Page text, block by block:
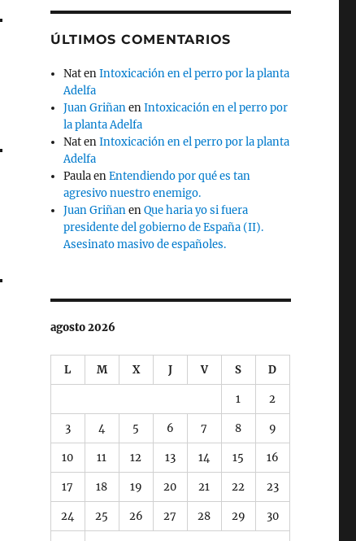
ÚLTIMOS COMENTARIOS
NatenIntoxicación en el perro por la planta
Adelfa
Juan GriñanenIntoxicación en el perro por
la planta Adelfa
NatenIntoxicación en el perro por la planta
Adelfa
PaulaenEntendiendo por qué es tan
agresivo nuestro enemigo.
Juan GriñanenQue haria yo si fuera
presidente del gobierno de España (II).
Asesinato masivo de españoles.
agosto 2026
L M X J V S D
1 2
3 4 5 6 7 8 9
10 11 12 13 14 15 16
17 18 19 20 21 22 23
24 25 26 27 28 29 30